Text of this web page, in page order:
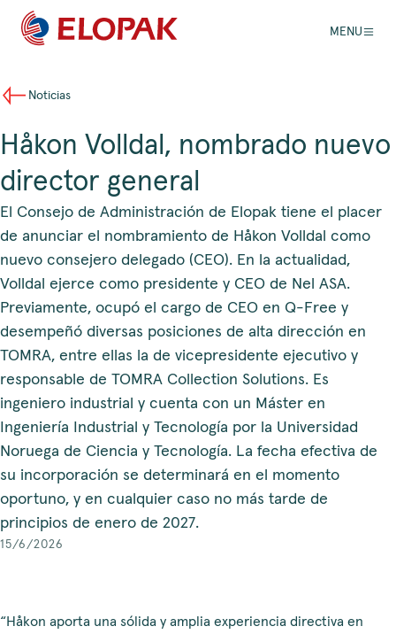
MENU
Noticias
Håkon Volldal, nombrado nuevo
director general
El Consejo de Administración de Elopak tiene el placer
de anunciar el nombramiento de Håkon Volldal como
nuevo consejero delegado (CEO). En la actualidad,
Volldal ejerce como presidente y CEO de Nel ASA.
Previamente, ocupó el cargo de CEO en Q-Free y
desempeñó diversas posiciones de alta dirección en
TOMRA, entre ellas la de vicepresidente ejecutivo y
responsable de TOMRA Collection Solutions. Es
ingeniero industrial y cuenta con un Máster en
Ingeniería Industrial y Tecnología por la Universidad
Noruega de Ciencia y Tecnología. La fecha efectiva de
su incorporación se determinará en el momento
oportuno, y en cualquier caso no más tarde de
principios de enero de 2027.
15/6/2026
“Håkon aporta una sólida y amplia experiencia directiva en